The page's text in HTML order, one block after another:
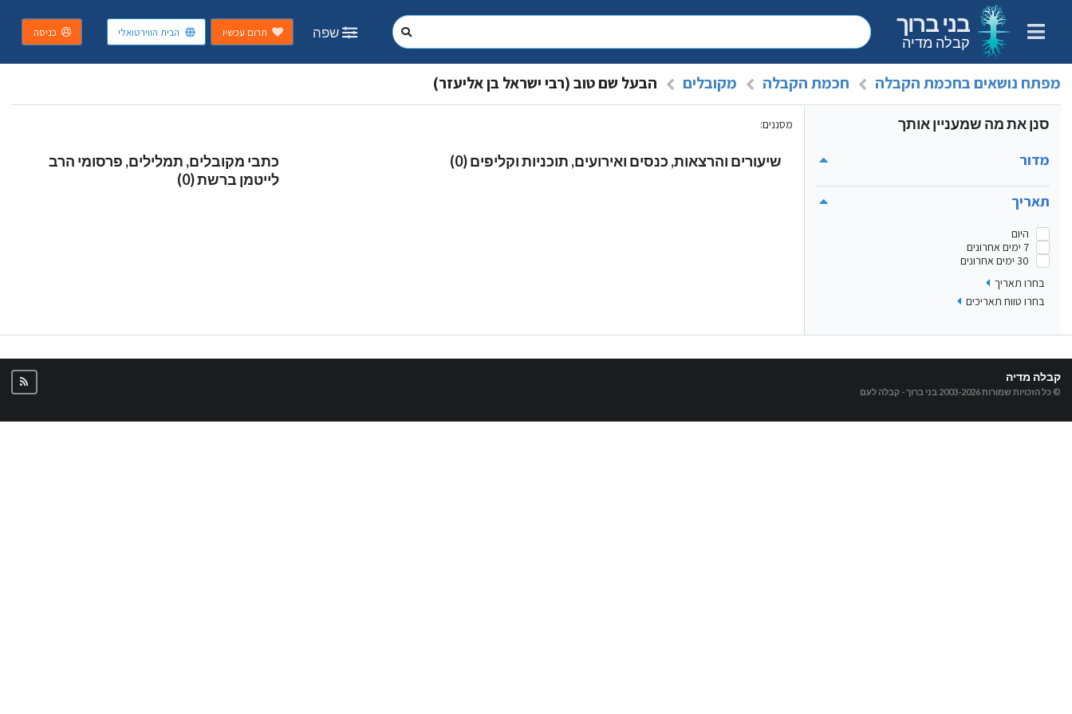
בני ברוך
קבלה מדיה
שפה תרום עכשיו הבית הווירטואלי כניסה
מפתח נושאים בחכמת הקבלה חכמת הקבלה מקובלים הבעל שם טוב (רבי ישראל בן אליעזר)
סנן את מה שמעניין אותך
מדור
תאריך
היום
7 ימים אחרונים
30 ימים אחרונים
בחרו תאריך
בחרו טווח תאריכים
מסננים:
שיעורים והרצאות, כנסים ואירועים, תוכניות וקליפים (0)
כתבי מקובלים, תמלילים, פרסומי הרב
לייטמן ברשת (0)
קבלה מדיה
© כל הזכויות שמורות 2003-2026 בני ברוך - קבלה לעם